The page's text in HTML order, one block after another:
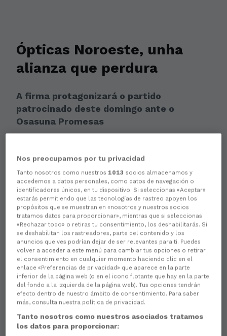
Ópticas Noroeste, unha
alianza que perdura
A firma protagonizará o partido
patrocinado deste domingo ante o
Osasuna Promesas
There are no reactions yet. Be the first!
```html
Nos preocupamos por tu privacidad
Tanto nosotros como nuestros 1013 socios almacenamos y
accedemos a datos personales, como datos de navegación o
identificadores únicos, en tu dispositivo. Si seleccionas «Aceptar»
estarás permitiendo que las tecnologías de rastreo apoyen los
propósitos que se muestran en «nosotros y nuestros socios
tratamos datos para proporcionar», mientras que si seleccionas
«Rechazar todo» o retiras tu consentimiento, los deshabilitarás. Si
se deshabilitan los rastreadores, parte del contenido y los
anuncios que ves podrían dejar de ser relevantes para ti. Puedes
volver a acceder a este menú para cambiar tus opciones o retirar
el consentimiento en cualquier momento haciendo clic en el
enlace «Preferencias de privacidad» que aparece en la parte
inferior de la página web (o en el icono flotante que hay en la parte
del fondo a la izquierda de la página web). Tus opciones tendrán
efecto dentro de nuestro ámbito de consentimiento. Para saber
más, consulta nuestra política de privacidad.
Tanto nosotros como nuestros asociados tratamos
los datos para proporcionar: